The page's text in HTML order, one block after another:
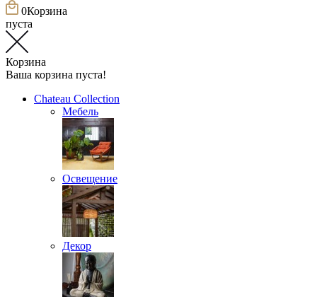
0Корзина
пуста
Корзина
Ваша корзина пуста!
Chateau Collection
Мебель
Освещение
Декор